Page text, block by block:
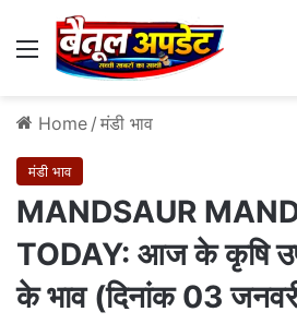
Menu
Home / मंडी भाव
मंडी भाव
MANDSAUR
TODAY: आज के कृषि
के भाव (दिनांक 03